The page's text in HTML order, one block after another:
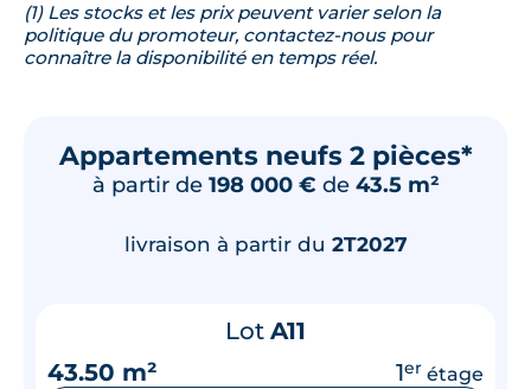
(1) Les stocks et les prix peuvent varier selon la
politique du promoteur, contactez-nous pour
connaître la disponibilité en temps réel.
Appartements neufs 2 pièces*
à partir de 198 000 € de 43.5 m²
livraison à partir du 2T2027
Lot A11
43.50 m²
1er étage